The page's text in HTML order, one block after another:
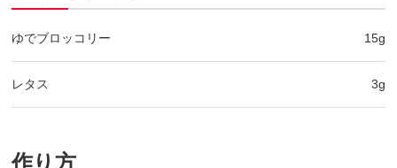
ゆでブロッコリー 15g
レタス 3g
作り方